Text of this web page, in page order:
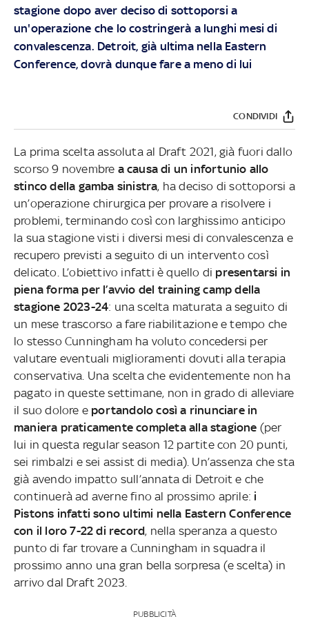
stagione dopo aver deciso di sottoporsi a
un'operazione che lo costringerà a lunghi mesi di
convalescenza. Detroit, già ultima nella Eastern
Conference, dovrà dunque fare a meno di lui
CONDIVIDI
La prima scelta assoluta al Draft 2021, già fuori dallo
scorso 9 novembre a causa di un infortunio allo
stinco della gamba sinistra, ha deciso di sottoporsi a
un’operazione chirurgica per provare a risolvere i
problemi, terminando così con larghissimo anticipo
la sua stagione visti i diversi mesi di convalescenza e
recupero previsti a seguito di un intervento così
delicato. L’obiettivo infatti è quello di presentarsi in
piena forma per l’avvio del training camp della
stagione 2023-24: una scelta maturata a seguito di
un mese trascorso a fare riabilitazione e tempo che
lo stesso Cunningham ha voluto concedersi per
valutare eventuali miglioramenti dovuti alla terapia
conservativa. Una scelta che evidentemente non ha
pagato in queste settimane, non in grado di alleviare
il suo dolore e portandolo così a rinunciare in
maniera praticamente completa alla stagione (per
lui in questa regular season 12 partite con 20 punti,
sei rimbalzi e sei assist di media). Un’assenza che sta
già avendo impatto sull’annata di Detroit e che
continuerà ad averne fino al prossimo aprile: i
Pistons infatti sono ultimi nella Eastern Conference
con il loro 7-22 di record, nella speranza a questo
punto di far trovare a Cunningham in squadra il
prossimo anno una gran bella sorpresa (e scelta) in
arrivo dal Draft 2023.
PUBBLICITÀ